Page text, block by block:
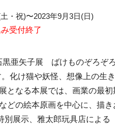
・祝)〜2023年9月3日(日)
受付終了
亜矢子展 ばけものぞろぞ
化け猫や妖怪、想像上の生
となる本展では、画業の最
どの絵本原画を中心に、描
展示、雅太郎玩具店による